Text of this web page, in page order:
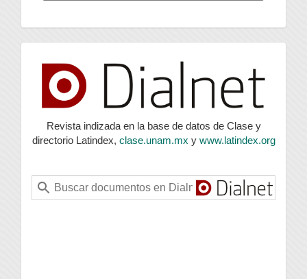
index
Revista indizada en la base de datos de Clase y
directorio Latindex, clase.unam.mx y www.latindex.org